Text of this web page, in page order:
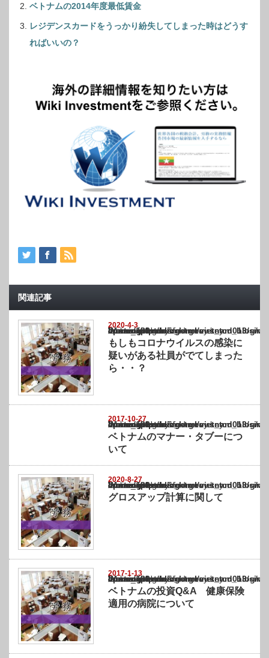
ベトナムの2014年度最低賃金
レジデンスカードをうっかり紛失してしまった時はどうす
ればいいの？
関連記事
2020-4-3
Warning
: Undefined array key "show_category" in
/home/netst/kuno-cpa.co.jp/public_html/vietnam_blog/wp-content/themes/
on line183
もしもコロナウイルスの感染に
疑いがある社員がでてしまった
ら・・？
2017-10-27
Warning
: Undefined array key "show_category" in
/home/netst/kuno-cpa.co.jp/public_html/vietnam_blog/wp-content/themes/
on line183
ベトナムのマナー・タブーにつ
いて
2020-8-27
Warning
: Undefined array key "show_category" in
/home/netst/kuno-cpa.co.jp/public_html/vietnam_blog/wp-content/themes/
on line183
グロスアップ計算に関して
2017-1-13
Warning
: Undefined array key "show_category" in
/home/netst/kuno-cpa.co.jp/public_html/vietnam_blog/wp-content/themes/
on line183
ベトナムの投資Q&A 健康保険
適用の病院について